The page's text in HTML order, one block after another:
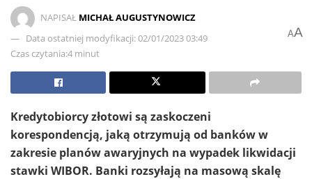
NAPISAŁ MICHAŁ AUGUSTYNOWICZ
Data ostatniej modyfikacji: 02/01/2023 03:49
Czas czytania:4 minut
AA
Kredytobiorcy złotowi są zaskoczeni
korespondencją, jaką otrzymują od banków w
zakresie planów awaryjnych na wypadek likwidacji
stawki WIBOR. Banki rozsyłają na masową skalę